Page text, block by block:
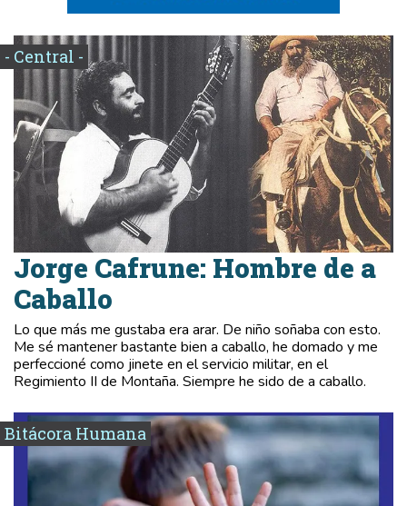
- Central -
Jorge Cafrune: Hombre de a
Caballo
Lo que más me gustaba era arar. De niño soñaba con esto.
Me sé mantener bastante bien a caballo, he domado y me
perfeccioné como jinete en el servicio militar, en el
Regimiento II de Montaña. Siempre he sido de a caballo.
Bitácora Humana